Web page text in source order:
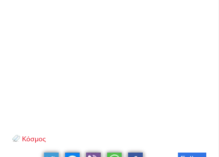
Κόσμος